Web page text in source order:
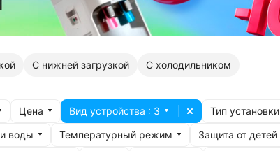
С нижней загрузкой С холодильником
Цена Вид устройства : 3 Тип установки
воды
Температурный режим Защита от детей